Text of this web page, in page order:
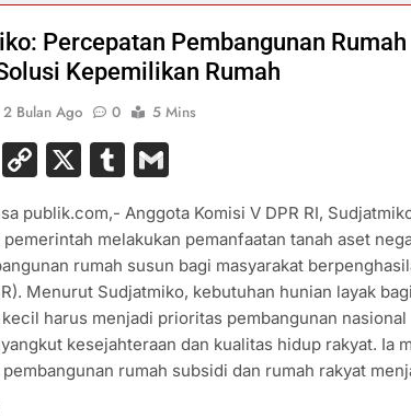
Percepatan Pembangunan Rumah
Kepemilikan Rumah
2 Bulan Ago 0 5 Mins
WhatsApp
Copy
X Tumblr
publik.com,- Anggota Komisi V DPR RI,
melakukan pemanfaatan tanah aset
rumah susun bagi masyarakat
Menurut Sudjatmiko, kebutuhan hunian layak bagi
kecil harus menjadi prioritas pembangunan nasional
kesejahteraan dan kualitas hidup rakyat. Ia
rumah subsidi dan rumah rakyat